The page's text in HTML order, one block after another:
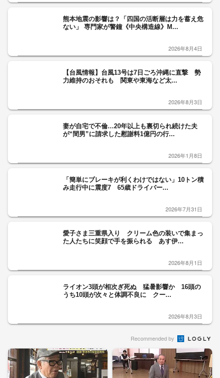
熊本地震の影響は？「四国の活断層は力を蓄え危
ない」 専門家が警鐘《中央構造線》M...
2026年8月4日
【台風情報】台風13号は7日ごろ沖縄に直撃 勢
力維持のおそれも 関東や東海など太...
2026年8月3日
妻が自宅で不倫…20年以上も裏切られ続けた夫
が“間男”に請求した慰謝料1億円の行...
2026年1月8日
「簡単にブレーキが利くわけではない」10トン積
み走行中に震度7 65歳ドライバー...
2026年7月31日
愛子さま三重県入り クリーム色の装いで集まっ
た人たちに笑顔で手を振られる あす伊...
2026年8月1日
ライオン3頭が相次ぎ死ぬ 猛暑影響か 16頭の
うち10頭が次々と体調不良に クー...
2026年8月3日
Recommended by